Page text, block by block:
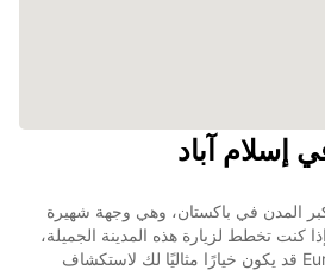
إسلام آباد
المدن في باكستان، وهي وجهة شهيرة
كنت تخطط لزيارة هذه المدينة الجميلة،
فإن تأجير سيارة من Europcar قد يكون خيارًا مثاليًا لك لاستكشاف